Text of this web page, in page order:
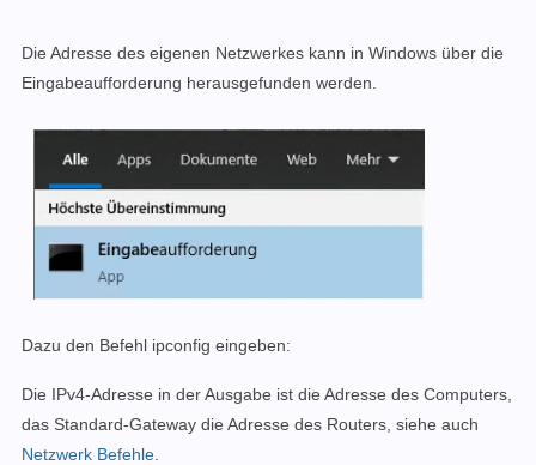
Die Adresse des eigenen Netzwerkes kann in Windows über die
Eingabeaufforderung herausgefunden werden.
Dazu den Befehl ipconfig eingeben:
Die IPv4-Adresse in der Ausgabe ist die Adresse des Computers,
das Standard-Gateway die Adresse des Routers, siehe auch
Netzwerk Befehle